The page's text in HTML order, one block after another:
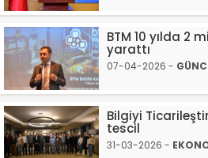
BTM 10 yılda 2
yarattı
07-04-2026 -
Bilgiyi
tescil
31-03-2026 -